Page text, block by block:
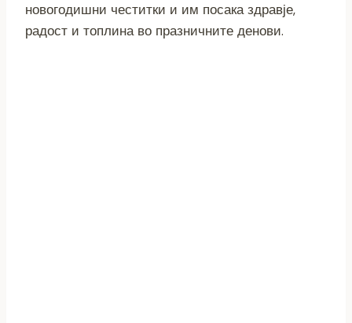
новогодишни честитки и им посака здравје,
радост и топлина во празничните денови.